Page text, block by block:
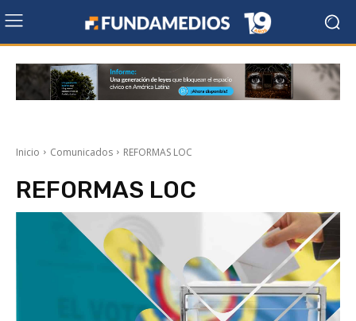
Inicio Comunicados REFORMAS LOC
REFORMAS LOC